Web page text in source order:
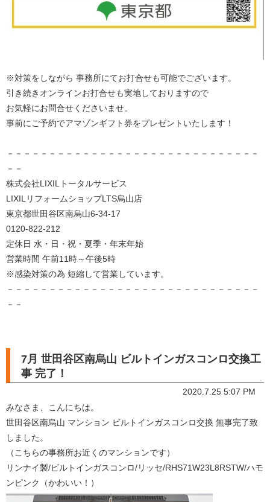
※対策をしながら 事務所にてお打合せも可能でございます。
引き続きオンラインお打合せも実地しておりますので
お気軽にお問合せくださいませ。
事前にご予約でアマゾンギフト券をプレゼントいたします！
－－－－－－－－－－－－－－－－－－－－－－－－－－－－－－
－－
株式会社LIXILトータルサービス
LIXILリフォームショップLTS烏山店
東京都世田谷区南烏山6-34-17
0120-822-212
定休日 水・日・祝・夏季・年末年始
営業時間 午前11時～午後5時
※感染対策の為 短縮して営業しています。
－－－－－－－－－－－－－－－－－－－－－－－－－－－－－－
－－
7月 世田谷区南烏山 ビルトインガスコンロ交換工
事 完了！
2020.7.25 5:07 PM
みなさま、こんにちは。
世田谷区南烏山 マンション ビルトインガスコンロ交換 無事完了致
しました。
（こちらの事務所お近くのマンションです）
リンナイ製/ビルトインガスコンロ/リッセ/RHS71W23L8RSTW/ハモ
ンピンク（かわいい！）